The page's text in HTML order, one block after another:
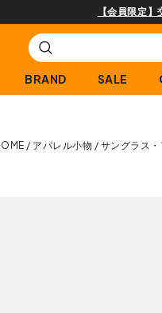
購入商品
BRAND SALE
アパレル小物 サングラス